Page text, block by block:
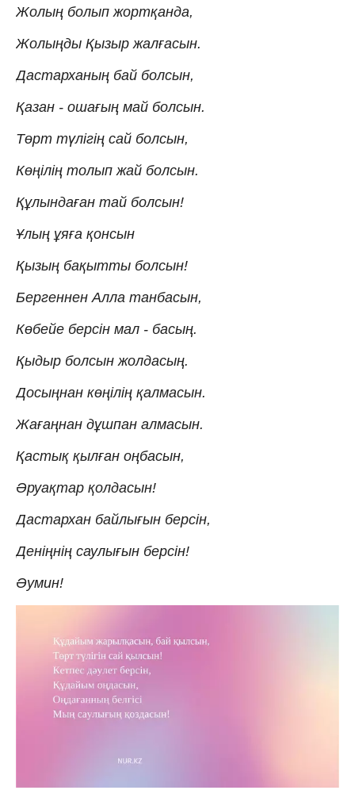
Жолың болып жортқанда,
Жолыңды Қызыр жалғасын.
Дастарханың бай болсын,
Қазан - ошағың май болсын.
Төрт түлігің сай болсын,
Көңілің толып жай болсын.
Құлындаған тай болсын!
Ұлың ұяға қонсын
Қызың бақытты болсын!
Бергеннен Алла танбасын,
Көбейе берсін мал - басың.
Қыдыр болсын жолдасың.
Досыңнан көңілің қалмасын.
Жағаңнан дұшпан алмасын.
Қастық қылған оңбасын,
Əруақтар қолдасын!
Дастархан байлығын берсін,
Деніңнің саулығын берсін!
Əумин!